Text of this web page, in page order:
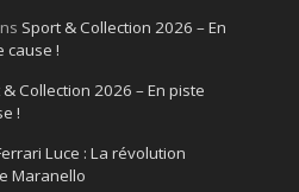
Sport & Collection 2026 – En
cause !
& Collection 2026 – En piste
!
Luce : La révolution
Maranello